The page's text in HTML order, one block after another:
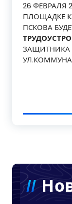
26 ФЕВРАЛЯ
ПЛОЩАДКЕ
ПСКОВА
ЗАЩИТНИКА